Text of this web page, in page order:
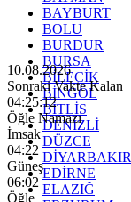
BAYBURT
BOLU
BURDUR
BURSA
BİLECİK
BİNGÖL
BİTLİS
DENİZLİ
DÜZCE
DİYARBAKIR
EDİRNE
ELAZIĞ
10.08.2026
Sonraki Vakte Kalan
04:25:10
Öğle Namazı
İmsak
04:22
Güneş
06:02
Öğle